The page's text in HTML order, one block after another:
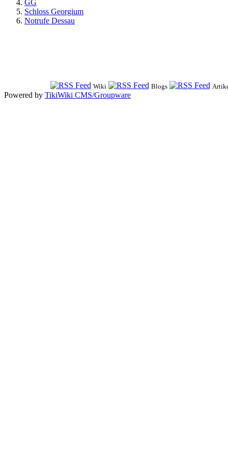
GG
Schloss Georgium
Notrufe Dessau
Wiki Blogs
Powered by TikiWiki CMS/Groupware